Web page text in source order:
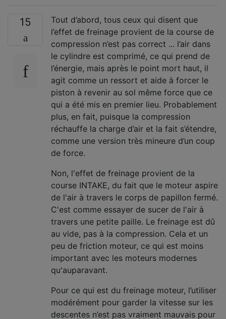
15
Tout d’abord, tous ceux qui disent que
l’effet de freinage provient de la course de
compression n’est pas correct ... l’air dans
le cylindre est comprimé, ce qui prend de
l’énergie, mais après le point mort haut, il
agit comme un ressort et aide à forcer le
piston à revenir au sol même force que ce
qui a été mis en premier lieu. Probablement
plus, en fait, puisque la compression
réchauffe la charge d’air et la fait s’étendre,
comme une version très mineure d’un coup
de force.
Non, l'effet de freinage provient de la
course INTAKE, du fait que le moteur aspire
de l'air à travers le corps de papillon fermé.
C'est comme essayer de sucer de l'air à
travers une petite paille. Le freinage est dû
au vide, pas à la compression. Cela et un
peu de friction moteur, ce qui est moins
important avec les moteurs modernes
qu'auparavant.
Pour ce qui est du freinage moteur, l’utiliser
modérément pour garder la vitesse sur les
descentes n’est pas vraiment mauvais pour